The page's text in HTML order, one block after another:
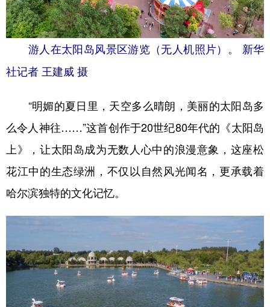
游人在太阳岛风景区游览（无人机照片）。 新华
社记者 王建威 摄
“明媚的夏日里，天空多么晴朗，美丽的太阳岛多
么令人神往……”这首创作于20世纪80年代的《太阳岛
上》，让太阳岛成为无数人心中的浪漫意象，这座松
花江中的生态绿洲，不仅以自然风光闻名，更承载着
哈尔滨独特的文化记忆。